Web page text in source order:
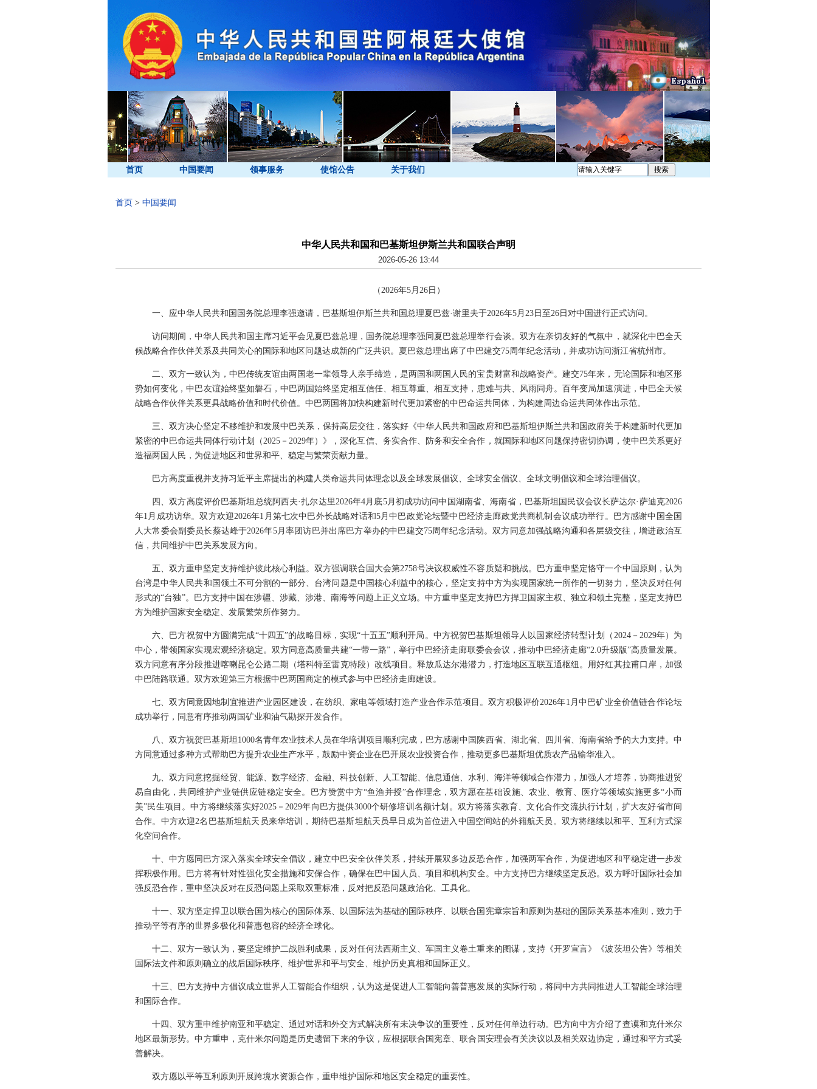
首页 中国要闻 领事服务 使馆公告 关于我们
首页 > 中国要闻
中华人民共和国和巴基斯坦伊斯兰共和国联合声明
2026-05-26 13:44
（2026年5月26日）
一、应中华人民共和国国务院总理李强邀请，巴基斯坦伊斯兰共和国总理夏巴兹·谢里夫于2026年5月23日至26日对中国进行正式访问。
访问期间，中华人民共和国主席习近平会见夏巴兹总理，国务院总理李强同夏巴兹总理举行会谈。双方在亲切友好的气氛中，就深化中巴全天
候战略合作伙伴关系及共同关心的国际和地区问题达成新的广泛共识。夏巴兹总理出席了中巴建交75周年纪念活动，并成功访问浙江省杭州市。
二、双方一致认为，中巴传统友谊由两国老一辈领导人亲手缔造，是两国和两国人民的宝贵财富和战略资产。建交75年来，无论国际和地区形
势如何变化，中巴友谊始终坚如磐石，中巴两国始终坚定相互信任、相互尊重、相互支持，患难与共、风雨同舟。百年变局加速演进，中巴全天候
战略合作伙伴关系更具战略价值和时代价值。中巴两国将加快构建新时代更加紧密的中巴命运共同体，为构建周边命运共同体作出示范。
三、双方决心坚定不移维护和发展中巴关系，保持高层交往，落实好《中华人民共和国政府和巴基斯坦伊斯兰共和国政府关于构建新时代更加
紧密的中巴命运共同体行动计划（2025－2029年）》，深化互信、务实合作、防务和安全合作，就国际和地区问题保持密切协调，使中巴关系更好
造福两国人民，为促进地区和世界和平、稳定与繁荣贡献力量。
巴方高度重视并支持习近平主席提出的构建人类命运共同体理念以及全球发展倡议、全球安全倡议、全球文明倡议和全球治理倡议。
四、双方高度评价巴基斯坦总统阿西夫·扎尔达里2026年4月底5月初成功访问中国湖南省、海南省，巴基斯坦国民议会议长萨达尔·萨迪克2026
年1月成功访华。双方欢迎2026年1月第七次中巴外长战略对话和5月中巴政党论坛暨中巴经济走廊政党共商机制会议成功举行。巴方感谢中国全国
人大常委会副委员长蔡达峰于2026年5月率团访巴并出席巴方举办的中巴建交75周年纪念活动。双方同意加强战略沟通和各层级交往，增进政治互
信，共同维护中巴关系发展方向。
五、双方重申坚定支持维护彼此核心利益。双方强调联合国大会第2758号决议权威性不容质疑和挑战。巴方重申坚定恪守一个中国原则，认为
台湾是中华人民共和国领土不可分割的一部分、台湾问题是中国核心利益中的核心，坚定支持中方为实现国家统一所作的一切努力，坚决反对任何
形式的“台独”。巴方支持中国在涉疆、涉藏、涉港、南海等问题上正义立场。中方重申坚定支持巴方捍卫国家主权、独立和领土完整，坚定支持巴
方为维护国家安全稳定、发展繁荣所作努力。
六、巴方祝贺中方圆满完成“十四五”的战略目标，实现“十五五”顺利开局。中方祝贺巴基斯坦领导人以国家经济转型计划（2024－2029年）为
中心，带领国家实现宏观经济稳定。双方同意高质量共建“一带一路”，举行中巴经济走廊联委会会议，推动中巴经济走廊“2.0升级版”高质量发展。
双方同意有序分段推进喀喇昆仑公路二期（塔科特至雷克特段）改线项目。释放瓜达尔港潜力，打造地区互联互通枢纽。用好红其拉甫口岸，加强
中巴陆路联通。双方欢迎第三方根据中巴两国商定的模式参与中巴经济走廊建设。
七、双方同意因地制宜推进产业园区建设，在纺织、家电等领域打造产业合作示范项目。双方积极评价2026年1月中巴矿业全价值链合作论坛
成功举行，同意有序推动两国矿业和油气勘探开发合作。
八、双方祝贺巴基斯坦1000名青年农业技术人员在华培训项目顺利完成，巴方感谢中国陕西省、湖北省、四川省、海南省给予的大力支持。中
方同意通过多种方式帮助巴方提升农业生产水平，鼓励中资企业在巴开展农业投资合作，推动更多巴基斯坦优质农产品输华准入。
九、双方同意挖掘经贸、能源、数字经济、金融、科技创新、人工智能、信息通信、水利、海洋等领域合作潜力，加强人才培养，协商推进贸
易自由化，共同维护产业链供应链稳定安全。巴方赞赏中方“鱼渔并授”合作理念，双方愿在基础设施、农业、教育、医疗等领域实施更多“小而
美”民生项目。中方将继续落实好2025－2029年向巴方提供3000个研修培训名额计划。双方将落实教育、文化合作交流执行计划，扩大友好省市间
合作。中方欢迎2名巴基斯坦航天员来华培训，期待巴基斯坦航天员早日成为首位进入中国空间站的外籍航天员。双方将继续以和平、互利方式深
化空间合作。
十、中方愿同巴方深入落实全球安全倡议，建立中巴安全伙伴关系，持续开展双多边反恐合作，加强两军合作，为促进地区和平稳定进一步发
挥积极作用。巴方将有针对性强化安全措施和安保合作，确保在巴中国人员、项目和机构安全。中方支持巴方继续坚定反恐。双方呼吁国际社会加
强反恐合作，重申坚决反对在反恐问题上采取双重标准，反对把反恐问题政治化、工具化。
十一、双方坚定捍卫以联合国为核心的国际体系、以国际法为基础的国际秩序、以联合国宪章宗旨和原则为基础的国际关系基本准则，致力于
推动平等有序的世界多极化和普惠包容的经济全球化。
十二、双方一致认为，要坚定维护二战胜利成果，反对任何法西斯主义、军国主义卷土重来的图谋，支持《开罗宣言》《波茨坦公告》等相关
国际法文件和原则确立的战后国际秩序、维护世界和平与安全、维护历史真相和国际正义。
十三、巴方支持中方倡议成立世界人工智能合作组织，认为这是促进人工智能向善普惠发展的实际行动，将同中方共同推进人工智能全球治理
和国际合作。
十四、双方重申维护南亚和平稳定、通过对话和外交方式解决所有未决争议的重要性，反对任何单边行动。巴方向中方介绍了查谟和克什米尔
地区最新形势。中方重申，克什米尔问题是历史遗留下来的争议，应根据联合国宪章、联合国安理会有关决议以及相关双边协定，通过和平方式妥
善解决。
双方愿以平等互利原则开展跨境水资源合作，重申维护国际和地区安全稳定的重要性。